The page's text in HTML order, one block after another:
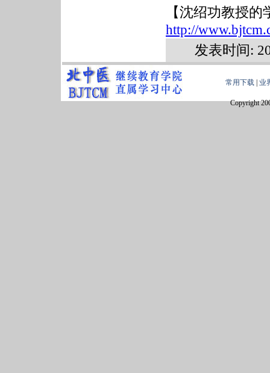
【沈绍功教授
http://
发表时间:
常用下载 业
Copyright